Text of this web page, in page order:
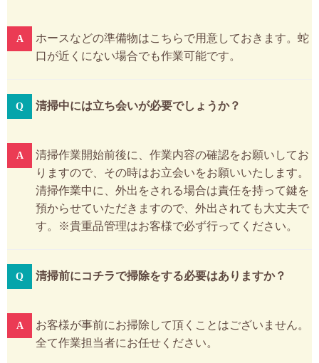
ホースなどの準備物はこちらで用意しておきます。蛇
口が近くにない場合でも作業可能です。
清掃中には立ち会いが必要でしょうか？
清掃作業開始前後に、作業内容の確認をお願いしてお
りますので、その時はお立会いをお願いいたします。
清掃作業中に、外出をされる場合は責任を持って鍵を
預からせていただきますので、外出されても大丈夫で
す。※貴重品管理はお客様で必ず行ってください。
清掃前にコチラで掃除をする必要はありますか？
お客様が事前にお掃除して頂くことはございません。
全て作業担当者にお任せください。